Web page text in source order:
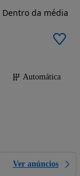
Automática
Ver anúncios
Dentro da média